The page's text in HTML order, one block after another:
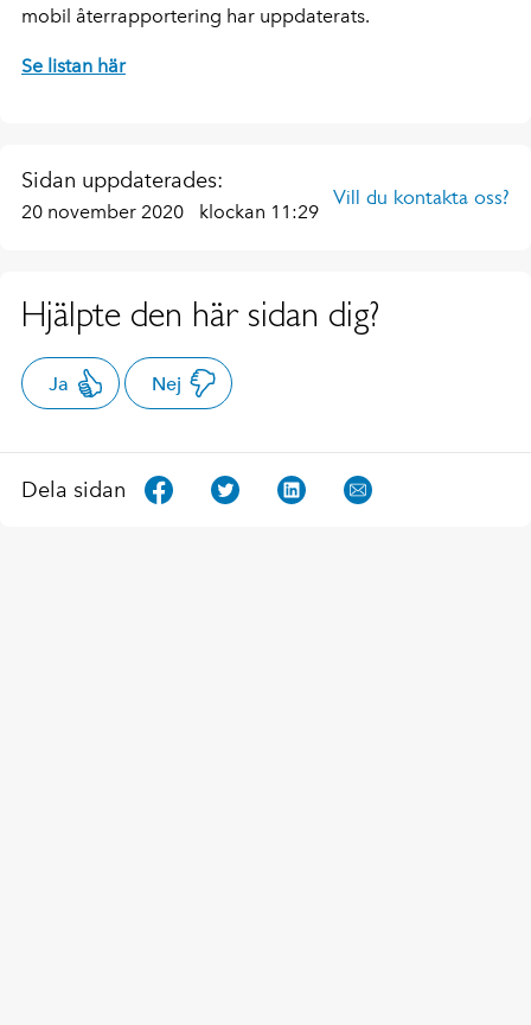
mobil återrapportering har uppdaterats.
Se listan här
Sidan uppdaterades:
20 november 2020 klockan 11:29
Vill du kontakta oss?
Hjälpte den här sidan dig?
Ja Nej
Dela sidan